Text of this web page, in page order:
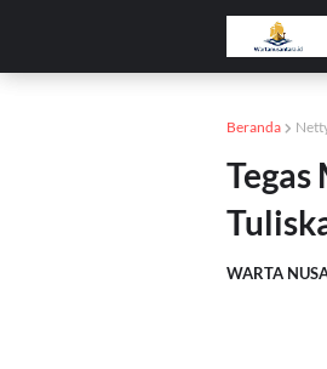
Beranda
WARTA